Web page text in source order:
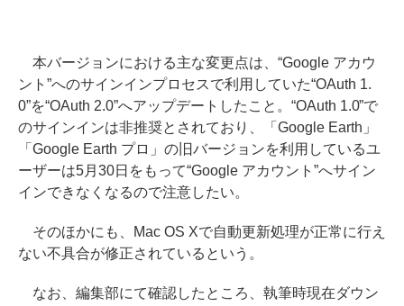
本バージョンにおける主な変更点は、“Google アカウ
ント”へのサインインプロセスで利用していた“OAuth 1.
0”を“OAuth 2.0”へアップデートしたこと。“OAuth 1.0”で
のサインインは非推奨とされており、「Google Earth」
「Google Earth プロ」の旧バージョンを利用しているユ
ーザーは5月30日をもって“Google アカウント”へサイン
インできなくなるので注意したい。
そのほかにも、Mac OS Xで自動更新処理が正常に行え
ない不具合が修正されているという。
なお、編集部にて確認したところ、執筆時現在ダウン